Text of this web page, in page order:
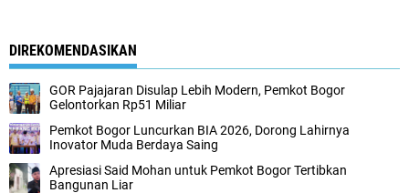
DIREKOMENDASIKAN
GOR Pajajaran Disulap Lebih Modern, Pemkot Bogor
Gelontorkan Rp51 Miliar
Pemkot Bogor Luncurkan BIA 2026, Dorong Lahirnya
Inovator Muda Berdaya Saing
Apresiasi Said Mohan untuk Pemkot Bogor Tertibkan
Bangunan Liar